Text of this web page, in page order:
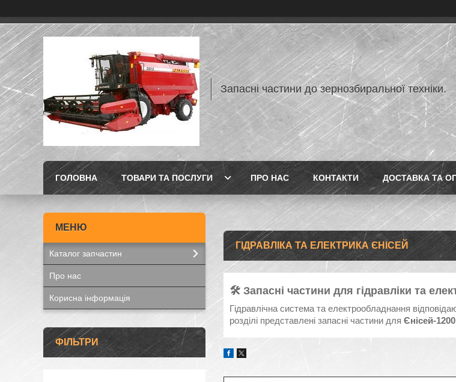
Запасні частини до зернозбиральної техніки.
ГОЛОВНА ТОВАРИ ТА ПОСЛУГИ ПРО НАС КОНТАКТИ ДОСТАВКА ТА
ГІДРАВЛІКА ТА ЕЛЕКТРИКА ЄНІСЕЙ
🛠 Запасні частини для гідравліки та
Гідравлічна система та електрообладнання
розділі представлені запасні частини для Єнісей-
Каталог запчастин
Про нас
Корисна інформація
ФІЛЬТРИ